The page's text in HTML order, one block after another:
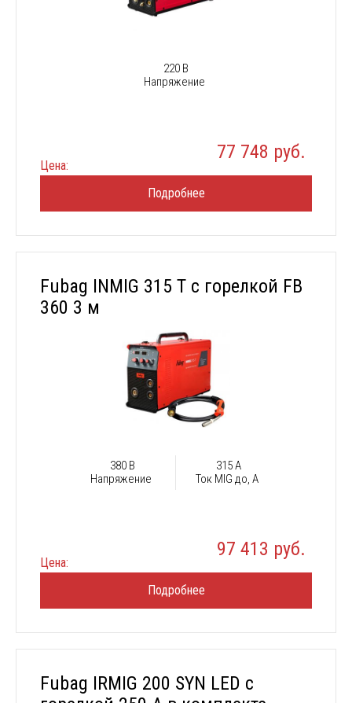
220 В
Напряжение
Цена:
77 748 руб.
Подробнее
Fubag INMIG 315 T с горелкой FB
360 3 м
380 В
Напряжение
315 А
Ток MIG до, А
Цена:
97 413 руб.
Подробнее
Fubag IRMIG 200 SYN LED с